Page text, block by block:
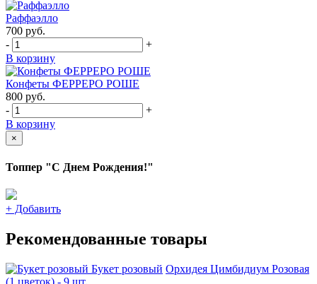
Раффаэлло
700 руб.
-
+
В корзину
Конфеты ФЕРРЕРО РОШЕ
800 руб.
-
+
В корзину
×
Топпер "С Днем Рождения!"
+ Добавить
Рекомендованные товары
Букет розовый Орхидея Цимбидиум Розовая
(1 цветок) - 9 шт.